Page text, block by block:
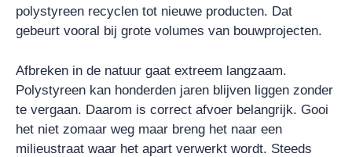
polystyreen recyclen tot nieuwe producten. Dat
gebeurt vooral bij grote volumes van bouwprojecten.
Afbreken in de natuur gaat extreem langzaam.
Polystyreen kan honderden jaren blijven liggen zonder
te vergaan. Daarom is correct afvoer belangrijk. Gooi
het niet zomaar weg maar breng het naar een
milieustraat waar het apart verwerkt wordt. Steeds